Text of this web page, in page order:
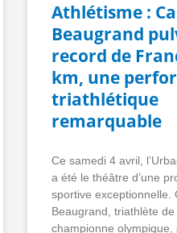
Athlétisme :
Beaugrand
record de
km, une
triathlétique
remarquable
Ce samedi 4 avril,
a été le théâtre d’une
sportive exceptionnelle.
Beaugrand, triathlète
championne olympique,